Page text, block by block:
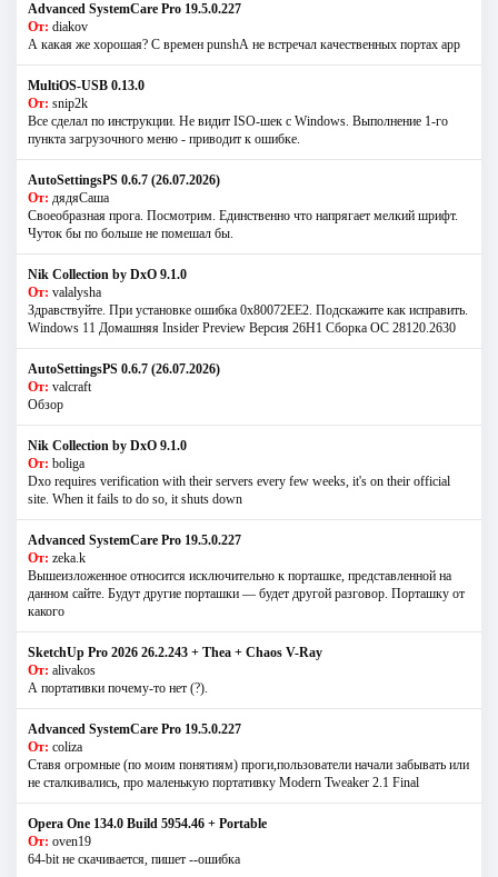
Advanced SystemCare Pro 19.5.0.227
От: diakov
А какая же хорошая? С времен punshА не встречал качественных портах app
MultiOS-USB 0.13.0
От: snip2k
Все сделал по инструкции. Не видит ISO-шек с Windows. Выполнение 1-го
пункта загрузочного меню - приводит к ошибке.
AutoSettingsPS 0.6.7 (26.07.2026)
От: дядяСаша
Своеобразная прога. Посмотрим. Единственно что напрягает мелкий шрифт.
Чуток бы по больше не помешал бы.
Nik Collection by DxO 9.1.0
От: valalysha
Здравствуйте. При установке ошибка 0х80072EE2. Подскажите как исправить.
Windows 11 Домашняя Insider Preview Версия 26H1 Сборка ОС 28120.2630
AutoSettingsPS 0.6.7 (26.07.2026)
От: valcraft
Обзор
Nik Collection by DxO 9.1.0
От: boliga
Dxo requires verification with their servers every few weeks, it's on their official
site. When it fails to do so, it shuts down
Advanced SystemCare Pro 19.5.0.227
От: zeka.k
Вышеизложенное относится исключительно к порташке, представленной на
данном сайте. Будут другие порташки — будет другой разговор. Порташку от
какого
SketchUp Pro 2026 26.2.243 + Thea + Chaos V-Ray
От: alivakos
А портативки почему-то нет (?).
Advanced SystemCare Pro 19.5.0.227
От: coliza
Ставя огромные (по моим понятиям) проги,пользователи начали забывать или
не сталкивались, про маленькую портативку Modern Tweaker 2.1 Final
Opera One 134.0 Build 5954.46 + Portable
От: oven19
64-bit не скачивается, пишет --ошибка